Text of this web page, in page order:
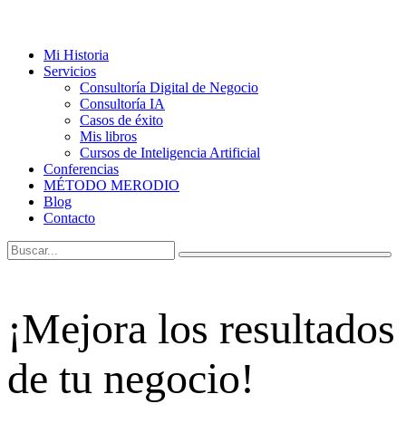
Mi Historia
Servicios
Consultoría Digital de Negocio
Consultoría IA
Casos de éxito
Mis libros
Cursos de Inteligencia Artificial
Conferencias
MÉTODO MERODIO
Blog
Contacto
¡Mejora los resultados
de tu negocio!